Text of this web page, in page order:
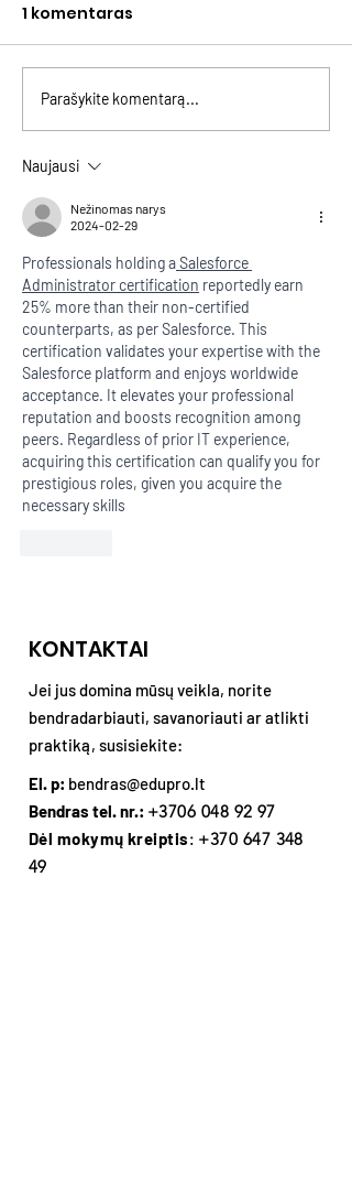
GENLINK: naujas kartų
projektas
1 komentaras
Parašykite komentarą...
Naujausi
Nežinomas narys
2024-02-29
Professionals holding aSalesforce
Administrator certification reportedly earn
25% more than their non-certified
counterparts, as per Salesforce. This
certification validates your expertise with the
Salesforce platform and enjoys worldwide
acceptance. It elevates your professional
reputation and boosts recognition among
peers. Regardless of prior IT experience,
acquiring this certification can qualify you for
prestigious roles, given you acquire the
necessary skills
KONTAKTAI
Jei jus domina mūsų veikla, norite
bendradarbiauti, savanoriauti ar atlikti
praktiką, susisiekite:
El. p: bendras@edupro.lt
Bendras tel. nr.: +3706 048 92 97
Dėl mokymų kreiptis: +370 647 348
49